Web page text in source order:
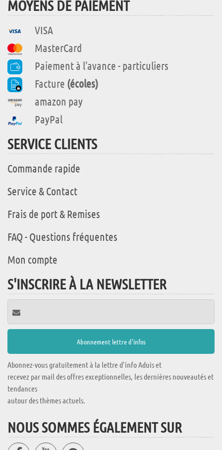
MOYENS DE PAIEMENT
VISA
MasterCard
Paiement à l'avance - particuliers
Facture (écoles)
amazon pay
PayPal
SERVICE CLIENTS
Commande rapide
Service & Contact
Frais de port & Remises
FAQ - Questions fréquentes
Mon compte
S'INSCRIRE À LA NEWSLETTER
Abonnez-vous gratuitement à la lettre d'info Aduis et
recevez par mail des offres exceptionnelles, les dernières nouveautés et
tendances
autour des thèmes actuels.
NOUS SOMMES ÉGALEMENT SUR